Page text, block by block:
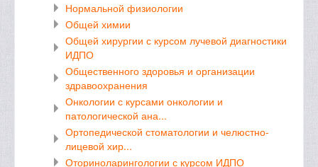
Нормальной физиологии
Общей химии
Общей хирургии с курсом лучевой диагностики
ИДПО
Общественного здоровья и организации
здравоохранения
Онкологии с курсами онкологии и
патологической ана...
Ортопедической стоматологии и челюстно-
лицевой хир...
Оториноларингологии с курсом ИДПО